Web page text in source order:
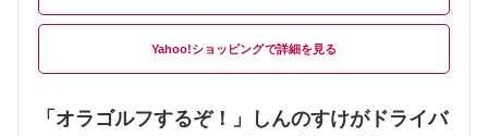
Yahoo!ショッピング
「オラゴルフするぞ！」しんのすけがドライバ